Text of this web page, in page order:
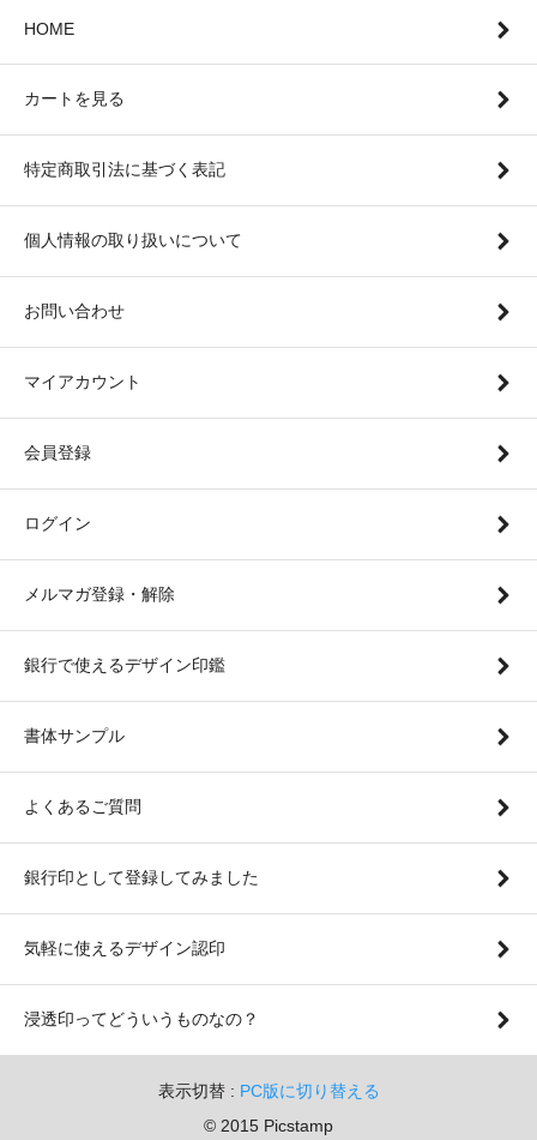
HOME
カートを見る
特定商取引法に基づく表記
個人情報の取り扱いについて
お問い合わせ
マイアカウント
会員登録
ログイン
メルマガ登録・解除
銀行で使えるデザイン印鑑
書体サンプル
よくあるご質問
銀行印として登録してみました
気軽に使えるデザイン認印
浸透印ってどういうものなの？
表示切替 : PC版に切り替える
© 2015 Picstamp